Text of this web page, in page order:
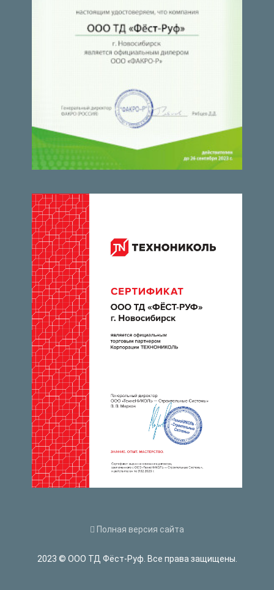
Полная версия сайта
2023 © ООО ТД Фёст-Руф. Все права защищены.